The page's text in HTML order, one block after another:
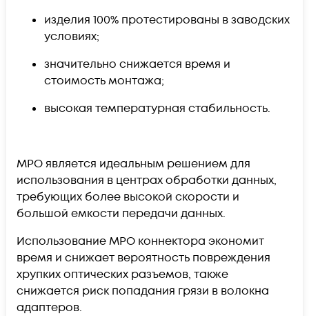
изделия 100% протестированы в заводских
условиях;
значительно снижается время и
стоимость монтажа;
высокая температурная стабильность.
MPO является идеальным решением для
использования в центрах обработки данных,
требующих более высокой скорости и
большой емкости передачи данных.
Использование МРО коннектора экономит
время и снижает вероятность повреждения
хрупких оптических разъемов, также
снижается риск попадания грязи в волокна
адаптеров.